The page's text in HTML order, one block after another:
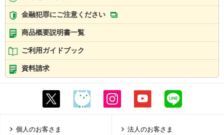
金融犯罪にご注意ください
商品概要説明書一覧
ご利用ガイドブック
資料請求
個人のお客さま 法人のお客さま